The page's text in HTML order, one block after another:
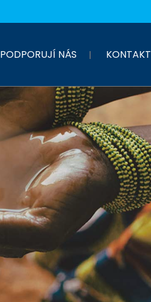
PODPORUJÍ NÁS KONTAKT